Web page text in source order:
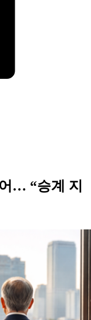
… “승계 지